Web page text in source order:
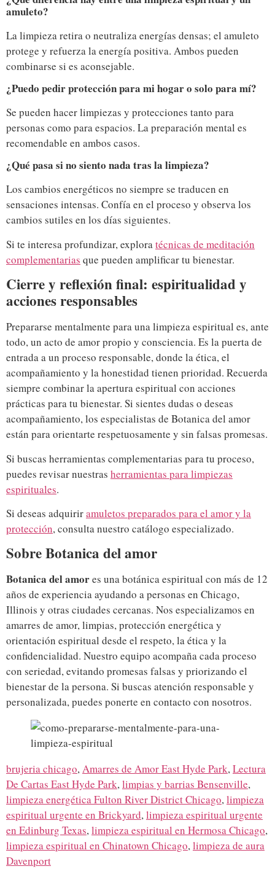
amuleto?
La limpieza retira o neutraliza energías densas; el amuleto
protege y refuerza la energía positiva. Ambos pueden
combinarse si es aconsejable.
¿Puedo pedir protección para mi hogar o solo para mí?
Se pueden hacer limpiezas y protecciones tanto para
personas como para espacios. La preparación mental es
recomendable en ambos casos.
¿Qué pasa si no siento nada tras la limpieza?
Los cambios energéticos no siempre se traducen en
sensaciones intensas. Confía en el proceso y observa los
cambios sutiles en los días siguientes.
Si te interesa profundizar, exploratécnicas de meditación
complementarias que pueden amplificar tu bienestar.
Cierre y reflexión final: espiritualidad y
acciones responsables
Prepararse mentalmente para una limpieza espiritual es, ante
todo, un acto de amor propio y consciencia. Es la puerta de
entrada a un proceso responsable, donde la ética, el
acompañamiento y la honestidad tienen prioridad. Recuerda
siempre combinar la apertura espiritual con acciones
prácticas para tu bienestar. Si sientes dudas o deseas
acompañamiento, los especialistas de Botanica del amor
están para orientarte respetuosamente y sin falsas promesas.
Si buscas herramientas complementarias para tu proceso,
puedes revisar nuestras herramientas para limpiezas
espirituales.
Si deseas adquiriramuletos preparados para el amor y la
protección, consulta nuestro catálogo especializado.
Sobre Botanica del amor
Botanica del amores una botánica espiritual con más de 12
años de experiencia ayudando a personas en Chicago,
Illinois y otras ciudades cercanas. Nos especializamos en
amarres de amor, limpias, protección energética y
orientación espiritual desde el respeto, la ética y la
confidencialidad. Nuestro equipo acompaña cada proceso
con seriedad, evitando promesas falsas y priorizando el
bienestar de la persona. Si buscas atención responsable y
personalizada, puedes ponerte en contacto con nosotros.
brujeria chicago,Amarres de Amor East Hyde Park,Lectura
De Cartas East Hyde Park,limpias y barrias Bensenville,
limpieza energética Fulton River District Chicago,limpieza
espiritual urgente en Brickyard,limpieza espiritual urgente
en Edinburg Texas,limpieza espiritual en Hermosa Chicago,
limpieza espiritual en Chinatown Chicago,limpieza de aura
Davenport